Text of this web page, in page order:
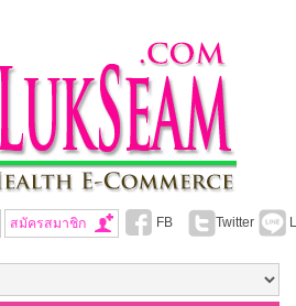
สมัครสมาชิก FB Twitter